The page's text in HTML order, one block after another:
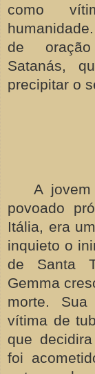
como
de oração
Satanás,
precipitar o
A
povoado
Itália, era
inquieto o
de Santa
Gemma
morte.
vítima de
que
foi